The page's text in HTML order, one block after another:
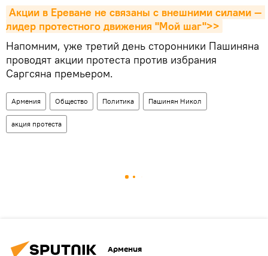
Акции в Ереване не связаны с внешними силами —
лидер протестного движения "Мой шаг">>
Напомним, уже третий день сторонники Пашиняна
проводят акции протеста против избрания
Саргсяна премьером.
Армения Общество Политика Пашинян Никол
акция протеста
Армения